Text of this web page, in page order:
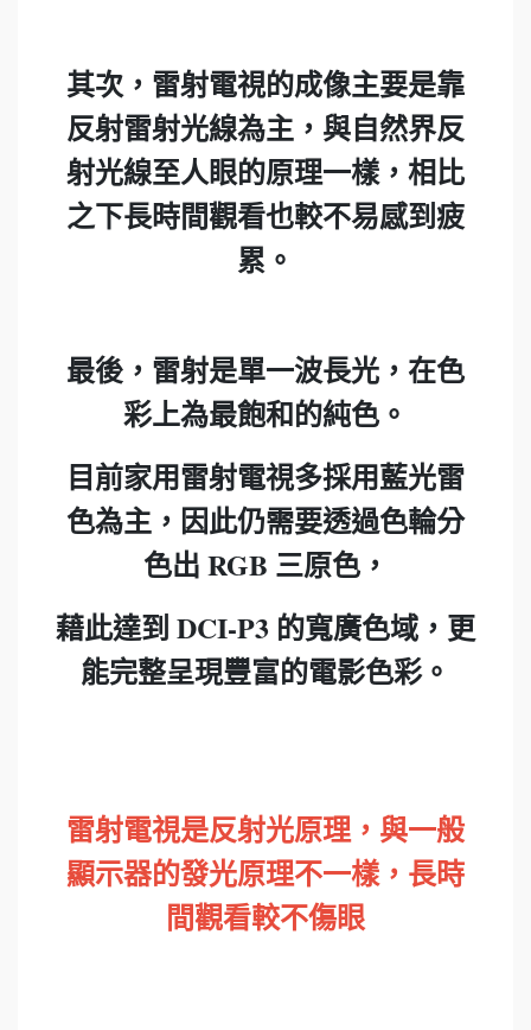
其次，雷射電視的成像主要是靠
反射雷射光線為主，與自然界反
射光線至人眼的原理一樣，相比
之下長時間觀看也較不易感到疲
累。
最後，雷射是單一波長光，在色
彩上為最飽和的純色。
目前家用雷射電視多採用藍光雷
色為主，因此仍需要透過色輪分
色出 RGB 三原色，
藉此達到 DCI-P3 的寬廣色域，更
能完整呈現豐富的電影色彩。
雷射電視是反射光原理，與一般
顯示器的發光原理不一樣，長時
間觀看較不傷眼